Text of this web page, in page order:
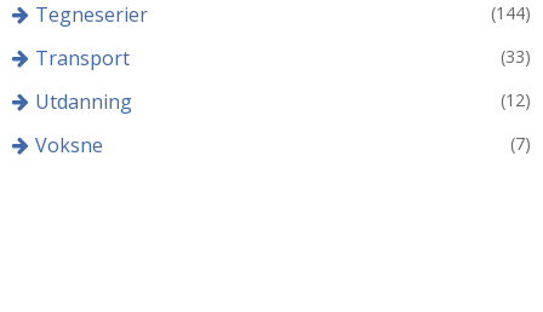
Tegneserier (144)
Transport (33)
Utdanning (12)
Voksne (7)